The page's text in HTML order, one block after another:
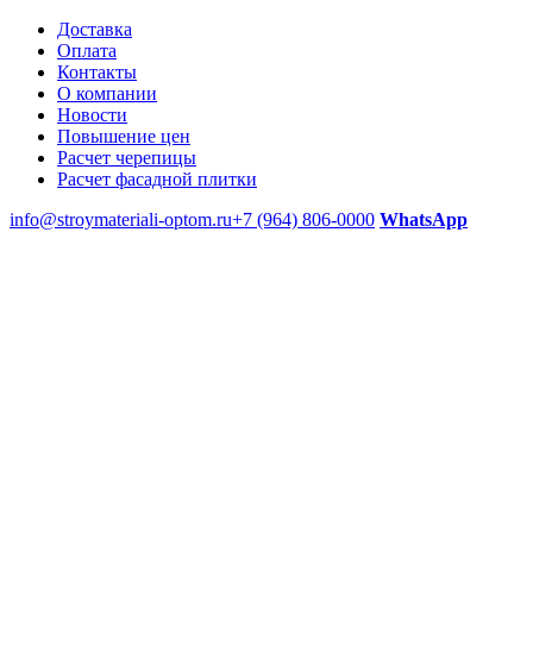
Доставка
Оплата
Контакты
О компании
Новости
Повышение цен
Расчет черепицы
Расчет фасадной плитки
info@stroymateriali-optom.ru+7 (964) 806-0000 WhatsApp